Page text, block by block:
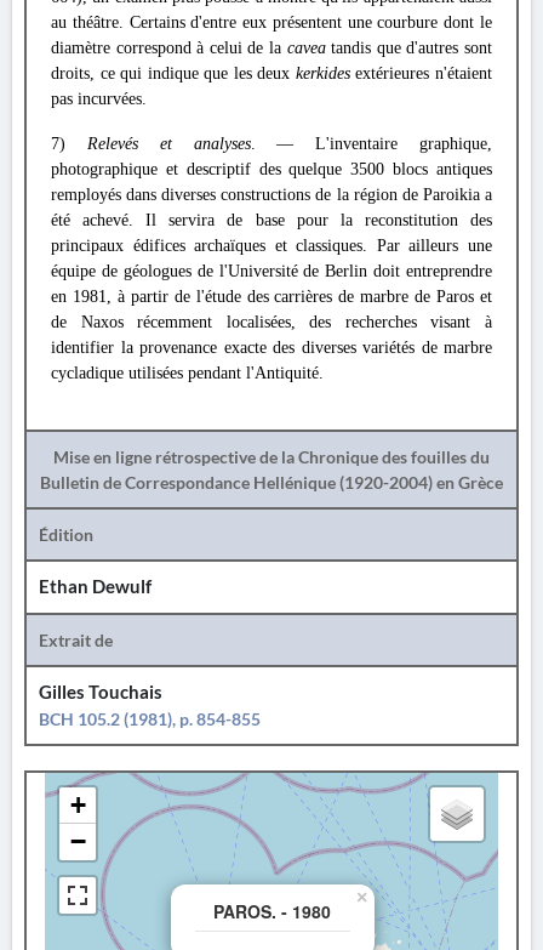
au théâtre. Certains d'entre eux présentent une courbure dont le
diamètre correspond à celui de la caveatandis que d'autres sont
droits, ce qui indique que les deux kerkidesextérieures n'étaient
pas incurvées.
7) Relevés et analyses. — L'inventaire graphique,
photographique et descriptif des quelque 3500 blocs antiques
remployés dans diverses constructions de la région de Paroikia a
été achevé. Il servira de base pour la reconstitution des
principaux édifices archaïques et classiques. Par ailleurs une
équipe de géologues de l'Université de Berlin doit entreprendre
en 1981, à partir de l'étude des carrières de marbre de Paros et
de Naxos récemment localisées, des recherches visant à
identifier la provenance exacte des diverses variétés de marbre
cycladique utilisées pendant l'Antiquité.
Mise en ligne rétrospective de la Chronique des fouilles du
Bulletin de Correspondance Hellénique (1920-2004) en Grèce
Édition
Ethan Dewulf
Extrait de
Gilles Touchais
BCH 105.2 (1981), p. 854-855
PAROS. - 1980
×
+
−